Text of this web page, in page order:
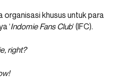
organisasi khusus untuk para
‘Indomie Fans Club‘ (IFC).
right?